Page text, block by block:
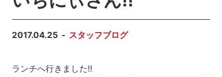
2017.04.25 スタッフブログ
ランチへ行きました‼